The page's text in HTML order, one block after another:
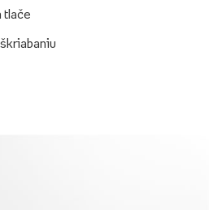
tlače